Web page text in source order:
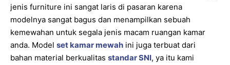
jenis furniture ini sangat laris di pasaran karena
modelnya sangat bagus dan menampilkan sebuah
kemewahan untuk segala jenis macam ruangan kamar
anda. Modelset kamar mewah ini juga terbuat dari
bahan material berkualitasstandar SNI, ya itu kami